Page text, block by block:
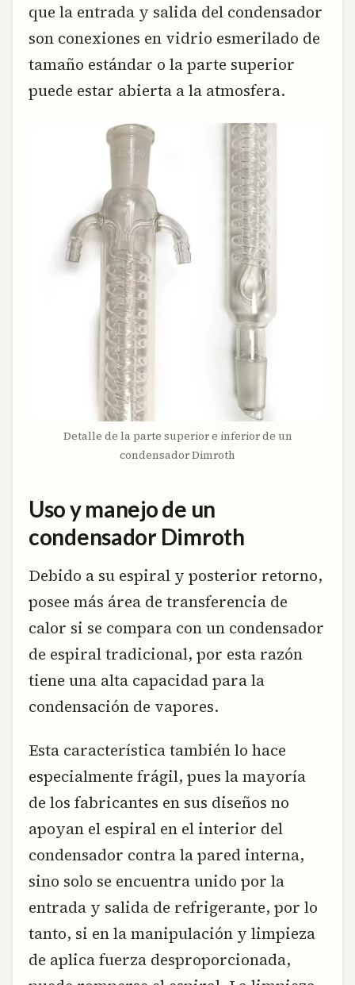
que la entrada y salida del condensador
son conexiones en vidrio esmerilado de
tamaño estándar o la parte superior
puede estar abierta a la atmosfera.
Detalle de la parte superior e inferior de un
condensador Dimroth
Uso y manejo de un
condensador Dimroth
Debido a su espiral y posterior retorno,
posee más área de transferencia de
calor si se compara con un condensador
de espiral tradicional, por esta razón
tiene una alta capacidad para la
condensación de vapores.
Esta característica también lo hace
especialmente frágil, pues la mayoría
de los fabricantes en sus diseños no
apoyan el espiral en el interior del
condensador contra la pared interna,
sino solo se encuentra unido por la
entrada y salida de refrigerante, por lo
tanto, si en la manipulación y limpieza
de aplica fuerza desproporcionada,